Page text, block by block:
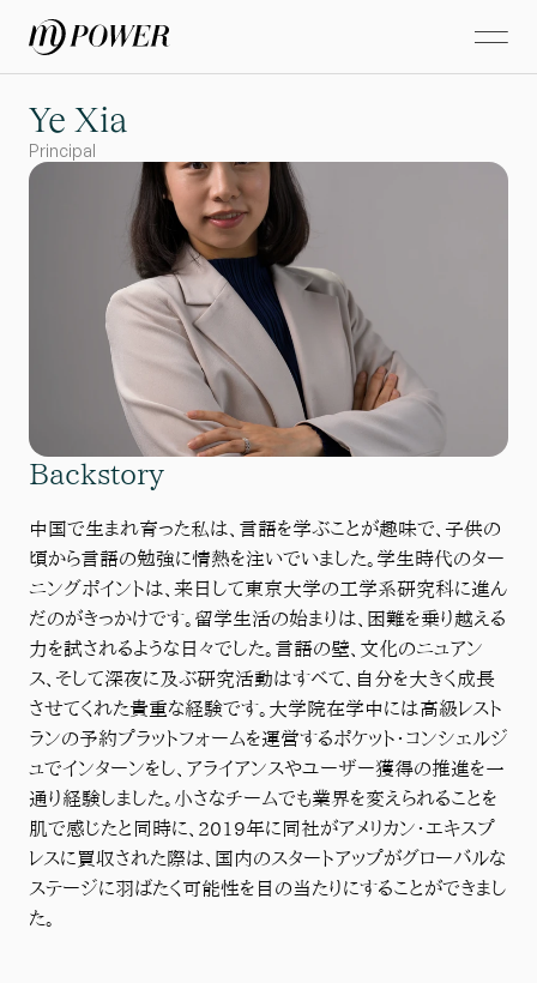
Backstory
中国で生まれ育った私は、言語を学ぶことが趣味で、子供の
頃から言語の勉強に情熱を注いでいました。学生時代のター
ニングポイントは、来日して東京大学の工学系研究科に進ん
だのがきっかけです。留学生活の始まりは、困難を乗り越える
力を試されるような日々でした。言語の壁、文化のニュアン
ス、そして深夜に及ぶ研究活動はすべて、自分を大きく成長
させてくれた貴重な経験です。大学院在学中には高級レスト
ランの予約プラットフォームを運営するポケット・コンシェルジ
ュでインターンをし、アライアンスやユーザー獲得の推進を一
通り経験しました。小さなチームでも業界を変えられることを
肌で感じたと同時に、2019年に同社がアメリカン・エキスプ
レスに買収された際は、国内のスタートアップがグローバルな
ステージに羽ばたく可能性を目の当たりにすることができまし
た。
Ye Xia
Principal